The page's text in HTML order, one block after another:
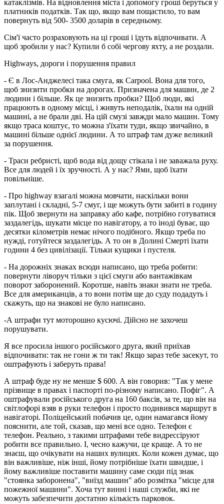
катаклізмів. На відновлення міста і допомогу гроші беруться у
платників податків. Так що, якщо вам пощастило, то вам
повернуть від 500- 3500 доларів в середньому.
Сім'ї часто розраховують на ці гроші і їдуть відпочивати. А
щоб зробили у нас? Купили б собі чергову яхту, а не роздали.
Highways, дороги і порушення правил
- Є в Лос-Анджелесі така смуга, як Сarpool. Вона для того,
щоб знизити пробки на дорогах. Призначена для машин, де 2
людини і більше. Як це знизить пробки? Щоб люди, які
працюють в одному місці, і живуть неподалік, їхали на одній
машині, а не брали дві. На цій смузі завжди мало машин. Тому
якщо траса коштує, то можна з'їхати туди, якщо звичайно, в
машині більше однієї людини. А то штраф там дуже великий
за порушення.
- Траси ребристі, щоб вода від дощу стікала і не заважала руху.
Все для людей і їх зручності. А у нас? Ями, щоб їхати
повільніше.
- Про highway взагалі можна мовчати, наскільки вони
заплутані і складні, 5-7 смуг, і ще можуть бути забиті в годину
пік. Щоб звернути на заправку або кафе, потрібно готуватися
заздалегідь, шукати місце по навігатору, а то іноді буває, що
десятки кілометрів немає нічого подібного. Якщо треба по
нужді, готуйтеся заздалегідь. А то он в Долині Смерті їхати
години 4 без цивілізації. Тільки кущики і пустеля.
- На дорожніх знаках всюди написано, що треба робити:
повернути ліворуч тільки з цієї смуги або вантажівкам
поворот заборонений. Коротше, навіть знаки знати не треба.
Все для американців, а то вони потім ще до суду подадуть і
скажуть, що на знакові не було написано.
-А штрафи тут моторошно кусючі. Дійсно не захочеш
порушувати.
Я все просила іншого російського друга, який приїхав
відпочивати: так не гони ж ти так! Якщо зараз тебе засекут, то
оштрафують і заберуть права!
А штраф буде ну не менше $ 600. А він говорив: "Так у мене
прізвище в правах і паспорті по-різному написано. Пофіг". А
оштрафували російського друга на 160 баксів, за те, що він на
світлофорі взяв в руки телефон і просто подивився маршрут в
навігаторі. Поліцейський побачив це, один намагався йому
пояснити, але той, сказав, що мені все одно. Телефон є
телефон. Реально, з такими штрафами тебе видрессіруют
робити все правильно. І, чесно кажучи, це краще. А то не
знаєш, що очікувати на наших вулицях. Коли кожен думає, що
він важливіше, ніж інші, йому потрібніше їхати швидше, і
йому важливіше поставити машину саме сюди під знак
"стоянка заборонена", "виїзд машин" або розмітка "місце для
пожежної машини". Хоча тут винні і наші служби, які не
можуть забезпечити достатню кількість парковок.